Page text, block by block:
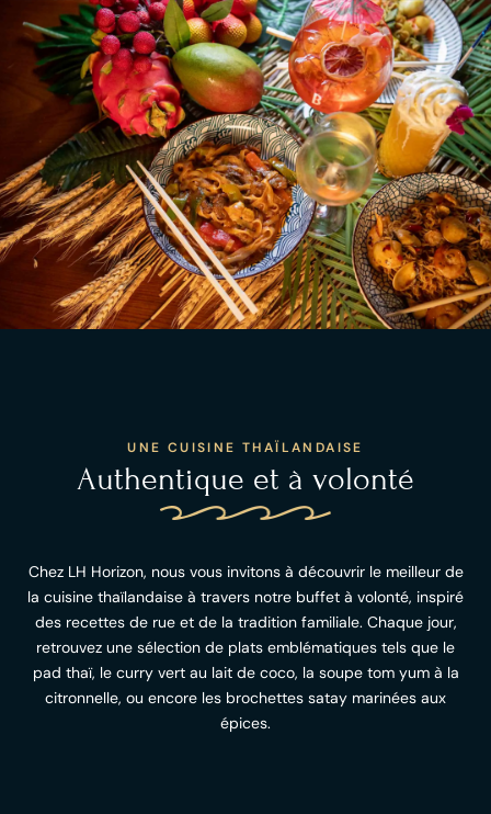
UNE CUISINE THAÏLANDAISE
Authentique et à volonté
Chez LH Horizon, nous vous invitons à découvrir le meilleur de
la cuisine thaïlandaise à travers notre buffet à volonté, inspiré
des recettes de rue et de la tradition familiale. Chaque jour,
retrouvez une sélection de plats emblématiques tels que le
pad thaï, le curry vert au lait de coco, la soupe tom yum à la
citronnelle, ou encore les brochettes satay marinées aux
épices.